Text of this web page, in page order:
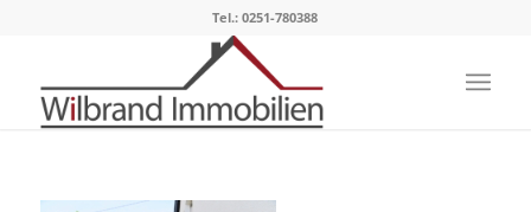
Tel.: 0251-780388